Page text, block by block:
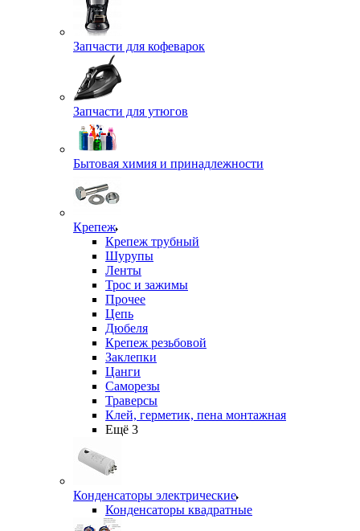
Запчасти для кофеварок
Запчасти для утюгов
Бытовая химия и принадлежности
Крепеж
Крепеж трубный
Шурупы
Ленты
Трос и зажимы
Прочее
Цепь
Дюбеля
Крепеж резьбовой
Заклепки
Цанги
Саморезы
Траверсы
Клей, герметик, пена монтажная
Ещё 3
Конденсаторы электрические
Конденсаторы квадратные